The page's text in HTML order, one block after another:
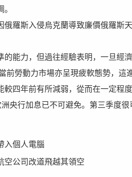
羅斯入侵烏克蘭導致廉價俄羅斯
能力，但過往經驗表明，一旦經
勞動力市場亦呈現疲軟態勢，這
四年前有所減弱，從而在一定程
央行加息已不可避免。第三季度
入個人電腦
空公司改道飛越其領空